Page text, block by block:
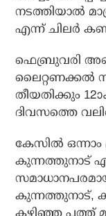
നടത്തിയാല്‍
എന്ന് ചിലര്‍
ഫെബ്രുവരി
ലൈറ്റണക്കല്‍
തീയതിക്കും
ദിവസത്തെ
കേസില്‍ ഒന്നാം
കുന്നത്തുനാട്
കുന്നത്തുനാട്,
കഴിഞ്ഞ പത്ത്